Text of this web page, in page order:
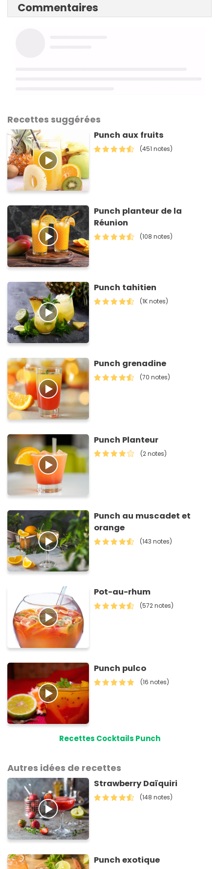
Commentaires
Recettes suggérées
Punch aux fruits
(451 notes)
Punch planteur de la
Réunion
(108 notes)
Punch tahitien
(1K notes)
Punch grenadine
(70 notes)
Punch Planteur
(2 notes)
Punch au muscadet et
orange
(143 notes)
Pot-au-rhum
(572 notes)
Punch pulco
(16 notes)
Recettes Cocktails Punch
Autres idées de recettes
Strawberry Daïquiri
(148 notes)
Punch exotique